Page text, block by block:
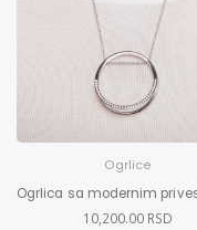
Ogrlice
10,200.00 RSD